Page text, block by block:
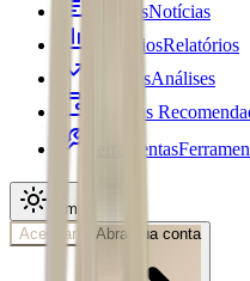
NotíciasNotícias
RelatóriosRelatórios
AnálisesAnálises
Carteiras
Ferramentas
Tema
Acessar
Abra sua conta